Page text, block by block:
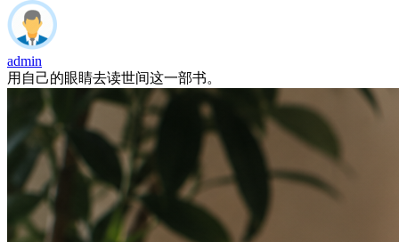
admin
用自己的眼睛去读世间这一部书。